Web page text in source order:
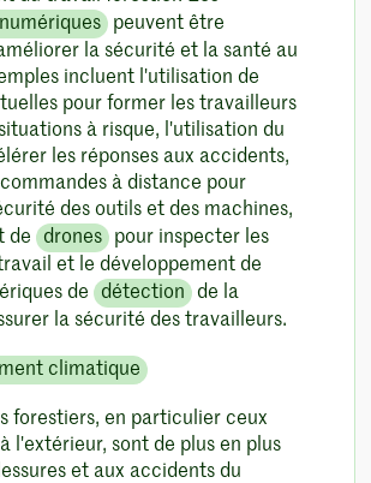
peuvent être
la sécurité et la santé au
incluent l'utilisation de
pour former les travailleurs
à risque, l'utilisation du
les réponses aux accidents,
à distance pour
des outils et des machines,
de
drones pour inspecter les
et le développement de
de
détection de la
la sécurité des travailleurs.
climatique
forestiers, en particulier ceux
l'extérieur, sont de plus en plus
et aux accidents du